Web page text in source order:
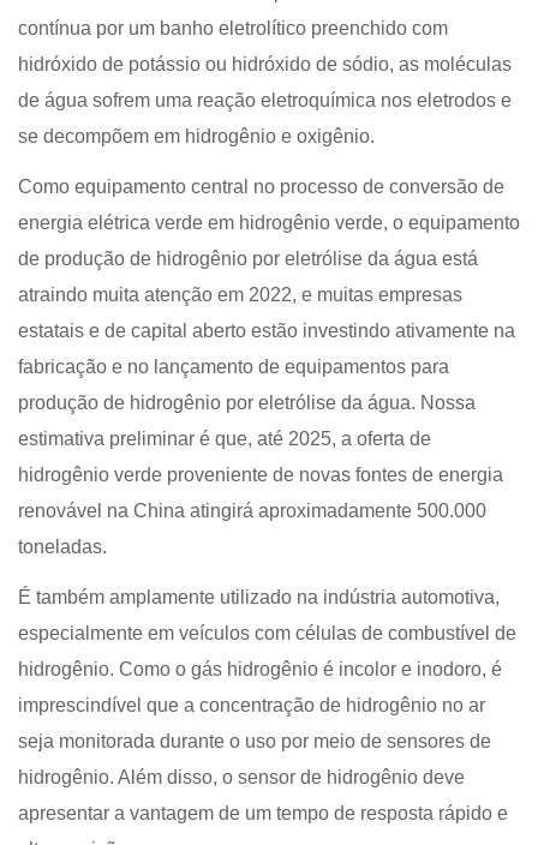
contínua por um banho eletrolítico preenchido com
hidróxido de potássio ou hidróxido de sódio, as moléculas
de água sofrem uma reação eletroquímica nos eletrodos e
se decompõem em hidrogênio e oxigênio.
Como equipamento central no processo de conversão de
energia elétrica verde em hidrogênio verde, o equipamento
de produção de hidrogênio por eletrólise da água está
atraindo muita atenção em 2022, e muitas empresas
estatais e de capital aberto estão investindo ativamente na
fabricação e no lançamento de equipamentos para
produção de hidrogênio por eletrólise da água. Nossa
estimativa preliminar é que, até 2025, a oferta de
hidrogênio verde proveniente de novas fontes de energia
renovável na China atingirá aproximadamente 500.000
toneladas.
É também amplamente utilizado na indústria automotiva,
especialmente em veículos com células de combustível de
hidrogênio. Como o gás hidrogênio é incolor e inodoro, é
imprescindível que a concentração de hidrogênio no ar
seja monitorada durante o uso por meio de sensores de
hidrogênio. Além disso, o sensor de hidrogênio deve
apresentar a vantagem de um tempo de resposta rápido e